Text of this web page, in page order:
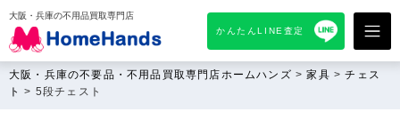
大阪・兵庫の不用品買取専門店
かんたんLINE査定
大阪・兵庫の不要品・不用品買取専門店ホームハンズ >家具 >チェス
ト > 5段チェスト